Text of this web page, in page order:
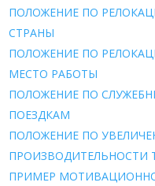
ПОЛОЖЕНИЕ ПО
СТРАНЫ
ПОЛОЖЕНИЕ ПО
МЕСТО РАБОТЫ
ПОЛОЖЕНИЕ ПО
ПОЕЗДКАМ
ПОЛОЖЕНИЕ ПО
ПРОИЗВОДИТЕЛЬНОСТИ
ПРИМЕР